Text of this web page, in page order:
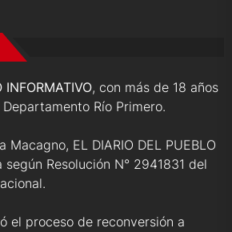
INFORMATIVO, con más de 18 años
Río Primero.
Macagno, EL DIARIO DEL PUEBLO
Resolución N° 2941831 del
el proceso de reconversión a